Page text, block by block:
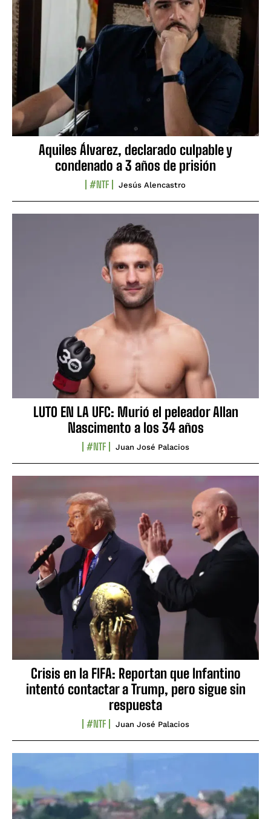
Aquiles Álvarez, declarado culpable y
condenado a 3 años de prisión
#NTF Jesús Alencastro
LUTO EN LA UFC: Murió el peleador Allan
Nascimento a los 34 años
#NTF Juan José Palacios
Crisis en la FIFA: Reportan que Infantino
intentó contactar a Trump, pero sigue sin
respuesta
#NTF Juan José Palacios